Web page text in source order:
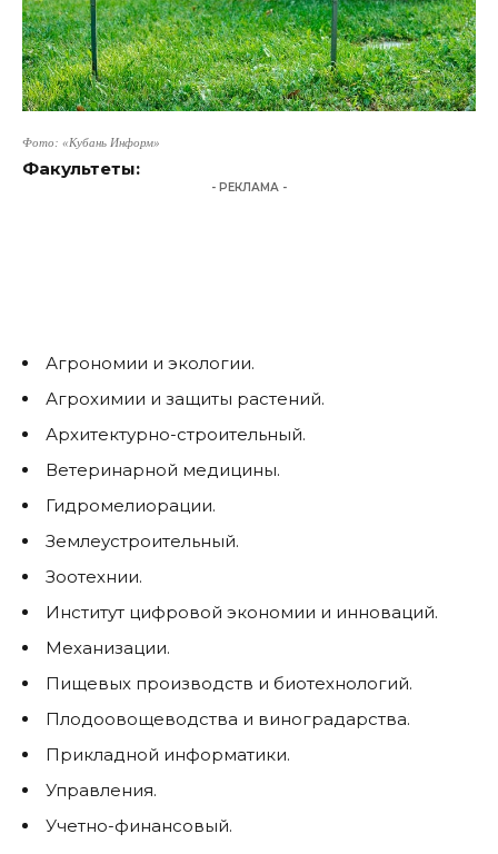
Фото: «Кубань Информ»
Факультеты:
- РЕКЛАМА -
Агрономии и экологии.
Агрохимии и защиты растений.
Архитектурно-строительный.
Ветеринарной медицины.
Гидромелиорации.
Землеустроительный.
Зоотехнии.
Институт цифровой экономии и инноваций.
Механизации.
Пищевых производств и биотехнологий.
Плодоовощеводства и виноградарства.
Прикладной информатики.
Управления.
Учетно-финансовый.